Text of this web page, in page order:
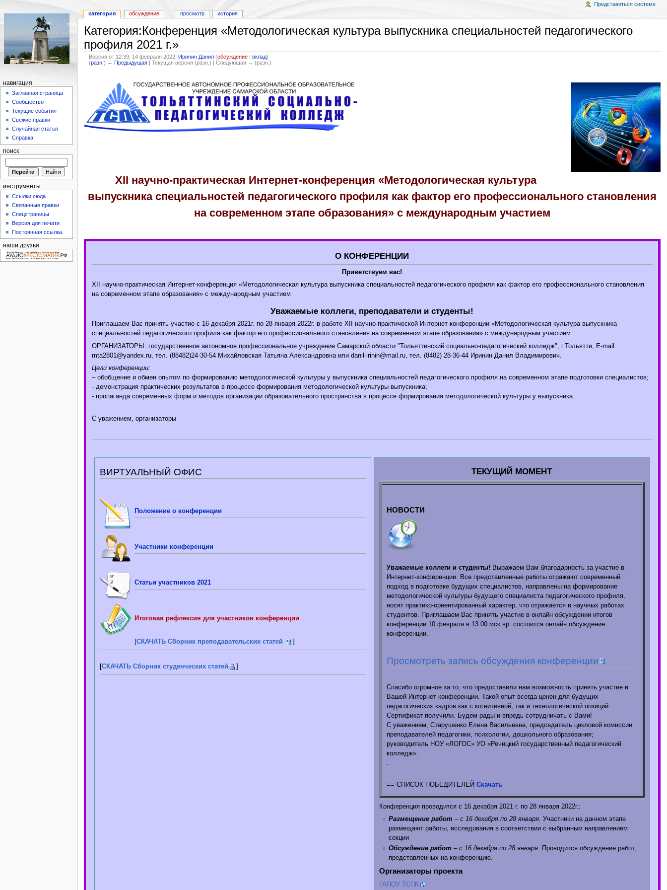
Категория:Конференция «Методологическая культура выпускника специальностей педагогического
профиля 2021 г.»
Версия от 12:39, 14 февраля 2022;Иринин Данил (обсуждение |вклад)
(разн.) ← Предыдущая | Текущая версия (разн.) | Следующая → (разн.)
XII научно-практическая Интернет-конференция «Методологическая культура
выпускника специальностей педагогического профиля как фактор его профессионального становления
на современном этапе образования» с международным участием
О КОНФЕРЕНЦИИ
Приветствуем вас!
XII научно-практическая Интернет-конференция «Методологическая культура выпускника специальностей педагогического профиля как фактор его профессионального становления
на современном этапе образования» с международным участием
Уважаемые коллеги, преподаватели и студенты!
Приглашаем Вас принять участие с 16 декабря 2021г. по 28 января 2022г. в работе XII научно-практической Интернет-конференции «Методологическая культура выпускника
специальностей педагогического профиля как фактор его профессионального становления на современном этапе образования» с международным участием.
ОРГАНИЗАТОРЫ: государственное автономное профессиональное учреждение Самарской области "Тольяттинский социально-педагогический колледж", г.Тольятти, E-mail:
mta2801@yandex.ru, тел. (88482)24-30-54 Михайловская Татьяна Александровна или danil-irinin@mail.ru, тел. (8482) 28-36-44 Иринин Данил Владимирович.
Цели конференции:
– обобщение и обмен опытом по формированию методологической культуры у выпускника специальностей педагогического профиля на современном этапе подготовки специалистов;
- демонстрация практических результатов в процессе формирования методологической культуры выпускника;
- пропаганда современных форм и методов организации образовательного пространства в процессе формирования методологической культуры у выпускника.
С уважением, организаторы
ВИРТУАЛЬНЫЙ ОФИС
Положение о конференции
Участники конференции
Статьи участников 2021
Итоговая рефлексия для участников конференции
[СКАЧАТЬ Сборник преподавательских статей ]
СКАЧАТЬ Сборник студенческих статей
ТЕКУЩИЙ МОМЕНТ
НОВОСТИ
Уважаемые коллеги и студенты! Выражаем Вам благодарность за участие в
Интернет-конференции. Все представленные работы отражают современный
подход в подготовке будущих специалистов, направлены на формирование
методологической культуры будущего специалиста педагогического профиля,
носят практико-ориентированный характер, что отражается в научных работах
студентов. Приглашаем Вас принять участие в онлайн обсуждении итогов
конференции 10 февраля в 13.00 мск.вр. состоится онлайн обсуждение
конференции.
Просмотреть запись обсуждения конференции
Спасибо огромное за то, что предоставили нам возможность принять участие в
Вашей Интернет-конференции. Такой опыт всегда ценен для будущих
педагогических кадров как с когнитивной, так и технологической позиций.
Сертификат получили. Будем рады и впредь сотрудничать с Вами!
С уважением, Старушенко Елена Васильевна, председатель цикловой комиссии
преподавателей педагогики, психологии, дошкольного образования;
руководитель НОУ «ЛОГОС» УО «Речицкий государственный педагогический
колледж».
== СПИСОК ПОБЕДИТЕЛЕЙСкачать
Конференция проводится с 16 декабря 2021 г. по 28 января 2022г.:
Размещение работ – с 16 декабря по 28 января. Участники на данном этапе
размещают работы, исследования в соответствии с выбранным направлением
секции
Обсуждение работ – с 16 декабря по 28 января.
Проводится обсуждение работ,
представленных на конференцию.
Организаторы проекта
ГАПОУ ТСПК
категория обсуждение просмотр история
Представиться системе
навигация
Заглавная страница
Сообщество
Текущие события
Свежие правки
Случайная статья
Справка
поиск
инструменты
Ссылки сюда
Связанные правки
Спецстраницы
Версия для печати
Постоянная ссылка
наши друзья